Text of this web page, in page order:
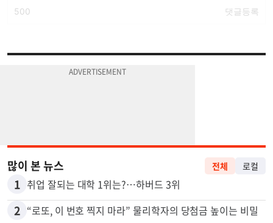
1 취업 잘되는 대학 1위는?…하버드 3위